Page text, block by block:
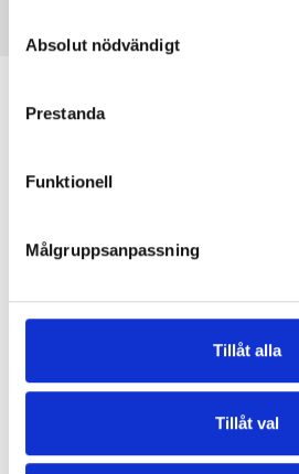
egenskap av
Du kan när som helst ändra eller
via vår cookiepolicy
, där du
avAbsolut nödvändigt
Prestanda
Funktionell
Målgruppsanpassning
Tillåt alla
Tillåt val
En mor och dotter skapar
högkvalitativt garn med respekt för
baserade i Köpenhamn, Danmark.
Knitting for Olive ApS
Godthåbsvej 55, 2000